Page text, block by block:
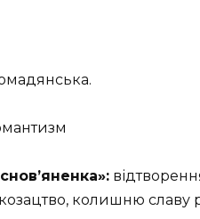
:
колишню славу